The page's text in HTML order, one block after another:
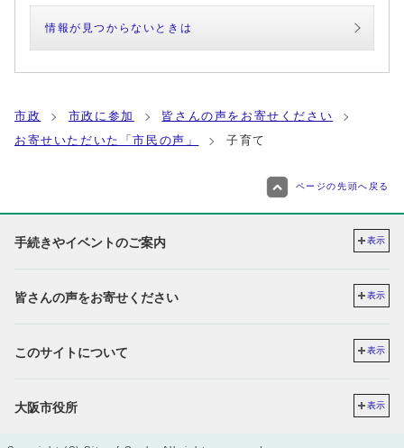
情報が見つからないときは
市政 市政に参加
皆さんの声をお寄せください
お寄せいただいた「市民の声」
子育て
ページの先頭へ戻る
手続きやイベントのご案内 表示
皆さんの声をお寄せください 表示
このサイトについて 表示
大阪市役所 表示